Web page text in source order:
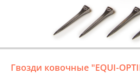
Гвозди ковочные "EQUI-